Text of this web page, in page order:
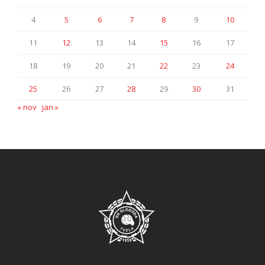
4 5 6 7 8 9 10
11 12 13 14 15 16 17
18 19 20 21 22 23 24
25 26 27 28 29 30
31
« nov jan »